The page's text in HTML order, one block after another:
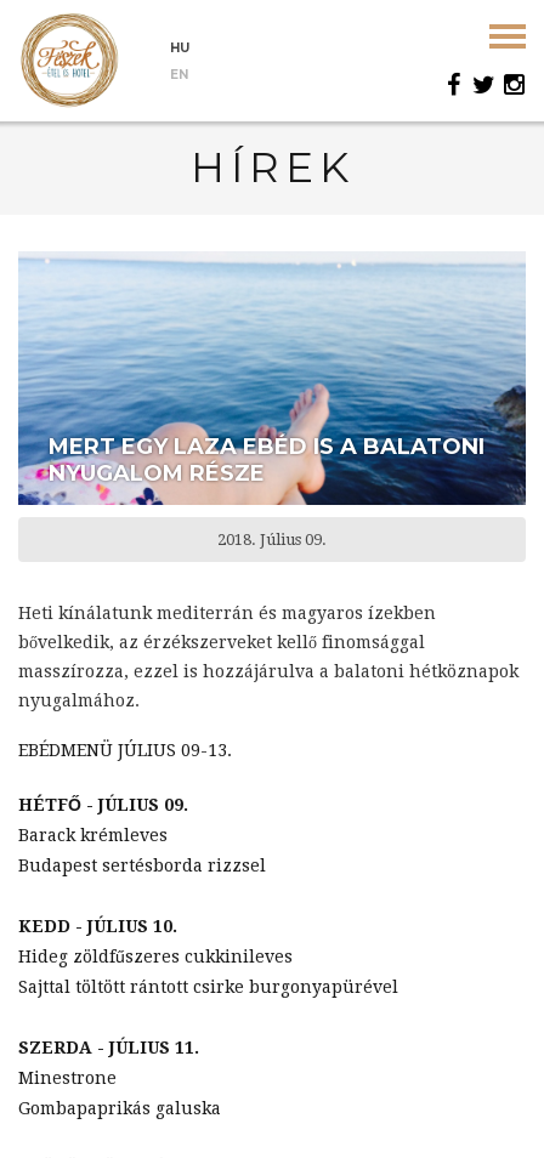
HU
EN
HÍREK
MERT EGY LAZA EBÉD IS A BALATONI
NYUGALOM RÉSZE
2018. Július 09.
Heti kínálatunk mediterrán és magyaros ízekben
bővelkedik, az érzékszerveket kellő finomsággal
masszírozza, ezzel is hozzájárulva a balatoni hétköznapok
nyugalmához.
EBÉDMENÜ JÚLIUS 09-13.
HÉTFŐ - JÚLIUS 09.
Barack krémleves
Budapest sertésborda rizzsel
KEDD - JÚLIUS 10.
Hideg zöldfűszeres cukkinileves
Sajttal töltött rántott csirke burgonyapürével
SZERDA - JÚLIUS 11.
Minestrone
Gombapaprikás galuska